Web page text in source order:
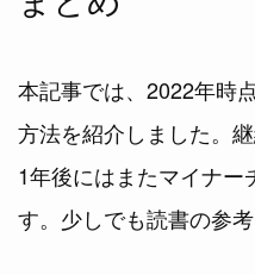
本記事では、2022年時
方法を紹介しました。
1年後にはまたマイナー
す。少しでも読書の参